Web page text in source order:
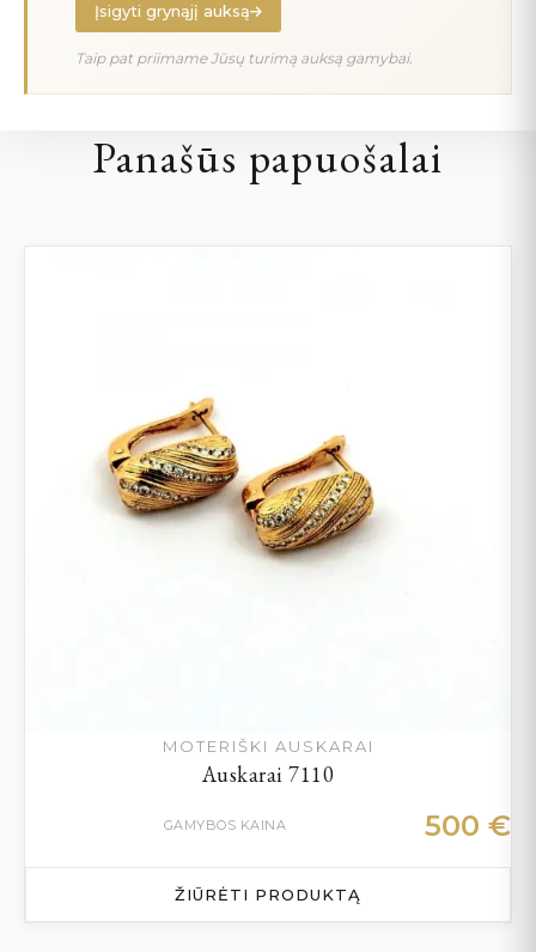
Įsigyti grynąjį auksą
Taip pat priimame Jūsų turimą auksą gamybai.
Panašūs papuošalai
MOTERIŠKI AUSKARAI
Auskarai 7110
GAMYBOS KAINA 500 €
ŽIŪRĖTI PRODUKTĄ